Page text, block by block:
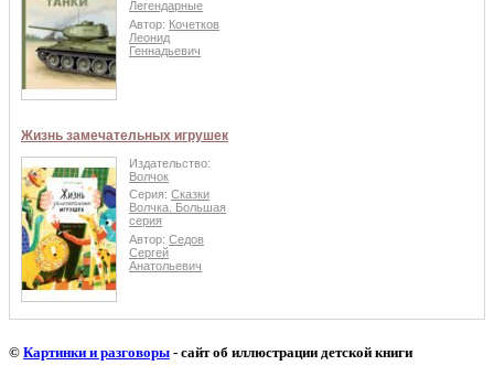
Легендарные
Автор: Кочетков
Леонид
Геннадьевич
Жизнь замечательных игрушек
Издательство:
Волчок
Серия: Сказки
Волчка. Большая
серия
Автор: Седов
Сергей
Анатольевич
© Картинки и разговоры - сайт об иллюстрации детской книги